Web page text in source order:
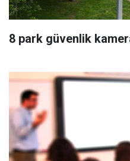
8 park güvenlik